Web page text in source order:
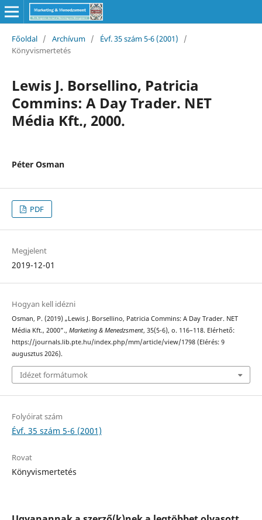
Főoldal / Archívum / Évf. 35 szám 5-6 (2001)
/
Könyvismertetés
Lewis J. Borsellino, Patricia
Commins: A Day Trader. NET
Média Kft., 2000.
Péter Osman
PDF
Megjelent
2019-12-01
Hogyan kell idézni
Osman, P. (2019) „Lewis J. Borsellino, Patricia Commins: A Day Trader. NET
Média Kft., 2000”., Marketing & Menedzsment, 35(5-6), o. 116–118. Elérhető:
https://journals.lib.pte.hu/index.php/mm/article/view/1798 (Elérés: 9
augusztus 2026).
Idézet formátumok
Folyóirat szám
Évf. 35 szám 5-6 (2001)
Rovat
Könyvismertetés